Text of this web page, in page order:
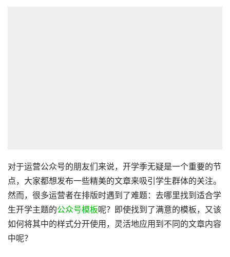
对于运营公众号的朋友们来说，开学季无疑是一个重要的节
点，大家都想发布一些精美的文章来吸引学生群体的关注。
然而，很多运营者在排版时遇到了难题：去哪里找到适合学
生开学主题的公众号模板呢？即使找到了满意的模板，又该
如何将其中的样式分开使用，灵活地应用到不同的文章内容
中呢？